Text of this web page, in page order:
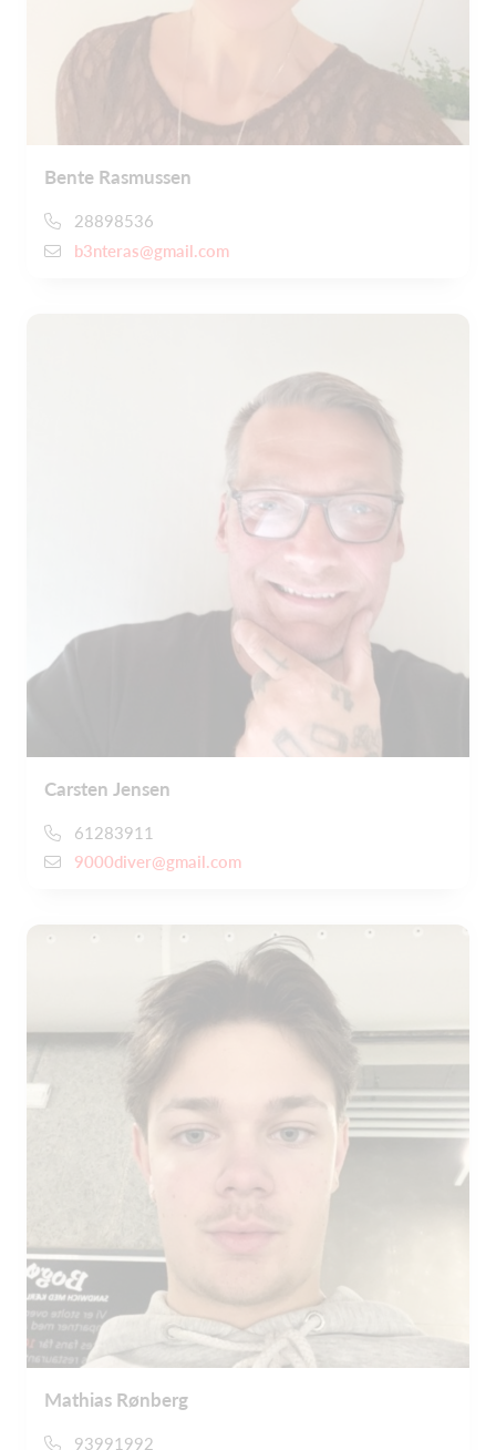
Bente Rasmussen
28898536
b3nteras@gmail.com
Carsten Jensen
61283911
9000diver@gmail.com
Mathias Rønberg
93991992